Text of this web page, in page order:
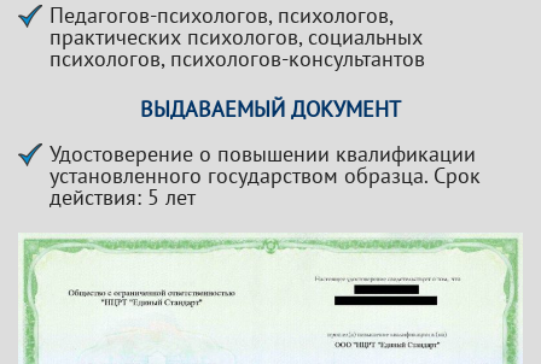
Педагогов-психологов, психологов,
практических психологов, социальных
психологов, психологов-консультантов
ВЫДАВАЕМЫЙ ДОКУМЕНТ
Удостоверение о повышении квалификации
установленного государством образца. Срок
действия: 5 лет